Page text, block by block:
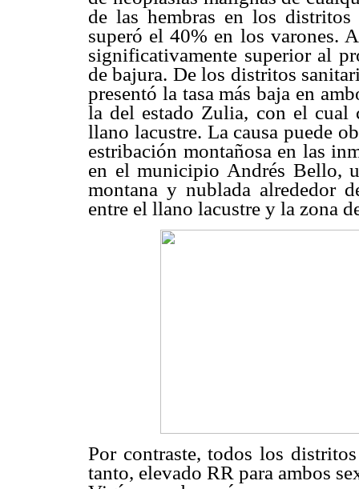
de las hembras en los
superó el 40% en los varones.
significativamente superior al
de bajura. De los distritos
presentó la tasa más baja en
la del estado Zulia, con el cual
llano lacustre. La causa puede
estribación montañosa en las
en el municipio Andrés Bello,
montana y nublada alrededor
entre el llano lacustre y la zona
Por contraste, todos los
tanto, elevado RR para ambos